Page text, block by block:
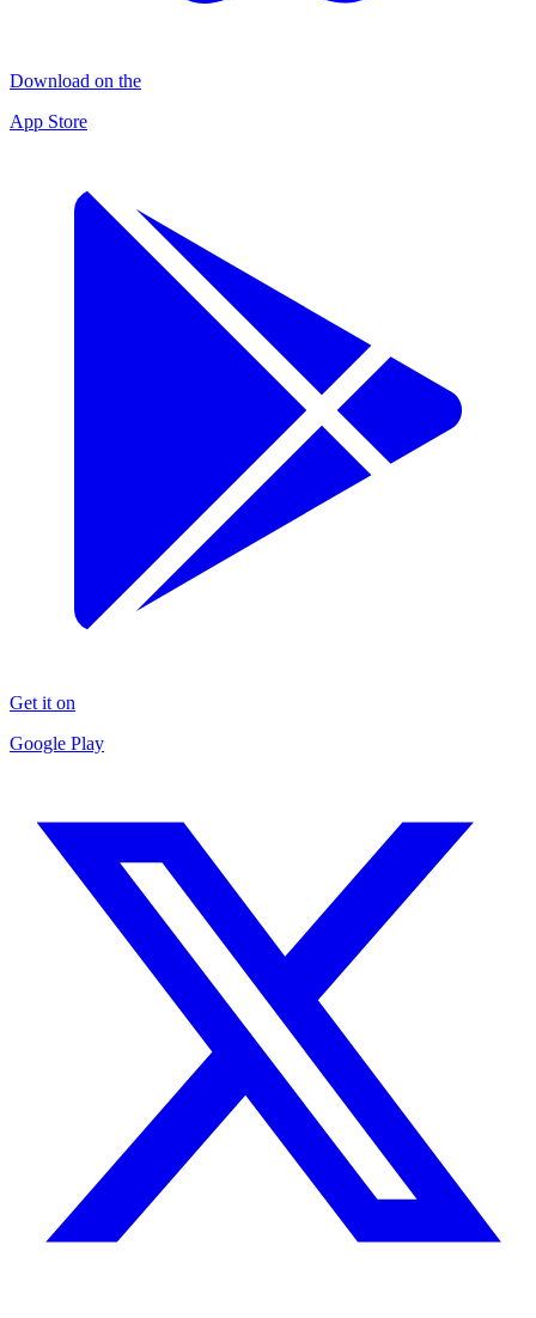
Download on the
App Store
Get it on
Google Play